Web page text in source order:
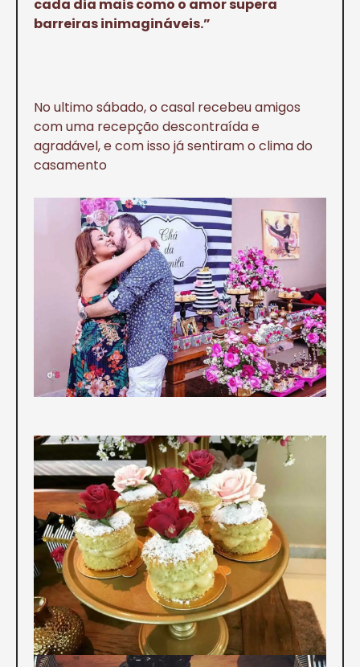
cada dia mais como o amor supera
barreiras inimagináveis.”
No ultimo sábado, o casal recebeu amigos
com uma recepção descontraída e
agradável, e com isso já sentiram o clima do
casamento